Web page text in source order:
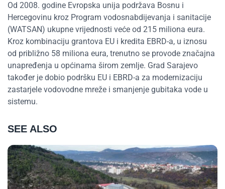
Od 2008. godine Evropska unija podržava Bosnu i
Hercegovinu kroz Program vodosnabdijevanja i sanitacije
(WATSAN) ukupne vrijednosti veće od 215 miliona eura.
Kroz kombinaciju grantova EU i kredita EBRD-a, u iznosu
od približno 58 miliona eura, trenutno se provode značajna
unapređenja u općinama širom zemlje. Grad Sarajevo
također je dobio podršku EU i EBRD-a za modernizaciju
zastarjele vodovodne mreže i smanjenje gubitaka vode u
sistemu.
SEE ALSO